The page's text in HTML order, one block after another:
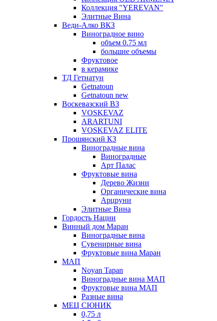
Коллекция "YEREVAN"
Элитные Вина
Веди-Алко ВКЗ
Виноградное вино
объем 0.75 мл
большие объемы
Фруктовое
в керамике
ТД Гетнатун
Getnatoun
Getnatoun new
Воскевазский ВЗ
VOSKEVAZ
ARARTUNI
VOSKEVAZ ELITE
Прошянский КЗ
Виноградные вина
Виноградные
Арт Палас
Фруктовые вина
Дерево Жизни
Органические вина
Арцруни
Элитные Вина
Гордость Нации
Винный дом Маран
Виноградные вина
Сувенирные вина
Фруктовые вина Маран
МАП
Noyan Tapan
Виноградные вина МАП
Фруктовые вина МАП
Разные вина
МЕЦ СЮНИК
0,75 л